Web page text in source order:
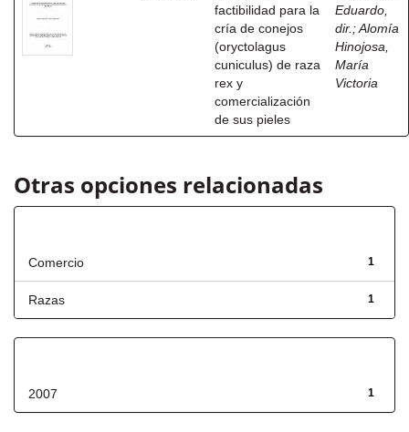
factibilidad para la
cría de conejos
(oryctolagus
cuniculus) de raza
rex y
comercialización
de sus pieles
Eduardo,
dir. ;Alomía
Hinojosa,
María
Victoria
Otras opciones relacionadas
1
Comercio
1
Razas
1
2007